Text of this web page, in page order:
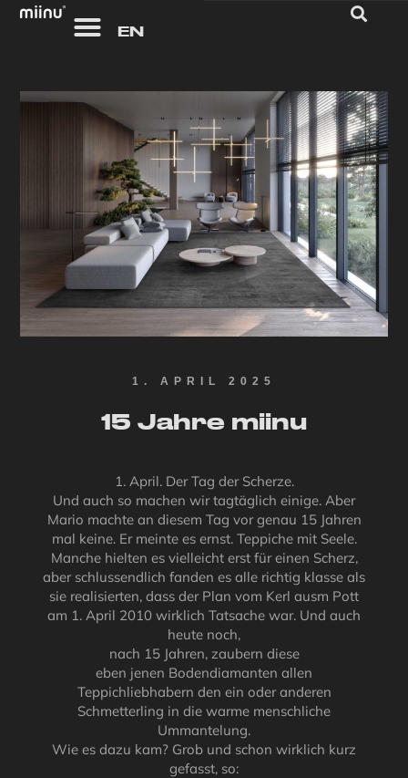
Zum
EN
1. APRIL 2025
15 Jahre miinu
1. April. Der Tag der Scherze.
Und auch so machen wir tagtäglich einige. Aber
Mario machte an diesem Tag vor genau 15 Jahren
mal keine. Er meinte es ernst. Teppiche mit Seele.
Manche hielten es vielleicht erst für einen Scherz,
aber schlussendlich fanden es alle richtig klasse als
sie realisierten, dass der Plan vom Kerl ausm Pott
am 1. April 2010 wirklich Tatsache war. Und auch
heute noch,
nach 15 Jahren, zaubern diese
eben jenen Bodendiamanten allen
Teppichliebhabern den ein oder anderen
Schmetterling in die warme menschliche
Ummantelung.
Wie es dazu kam? Grob und schon wirklich kurz
gefasst, so: